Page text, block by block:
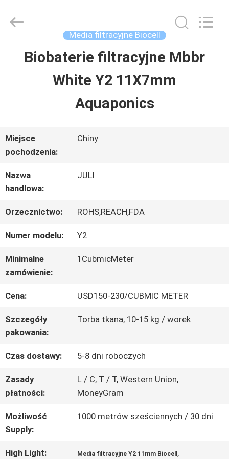
O
NAS
WYCIECZKA
PO
FABRYCE
KONTROLA
JAKOŚCI
SKONTAKTUJ
SIĘ
Z
NAMI
Plastic
CO.,LTD.
Media filtracyjne Biocell
Biobaterie filtracyjne Mbbr
White Y2 11X7mm
Aquaponics
Miejsce
pochodzenia:
Chiny
Nazwa
handlowa:
JULI
Orzecznictwo: ROHS,REACH,FDA
Numer modelu: Y2
Minimalne
zamówienie:
1CubmicMeter
Cena: USD150-230/CUBMIC METER
Szczegóły
pakowania:
Torba tkana, 10-15 kg / worek
Czas dostawy: 5-8 dni roboczych
Zasady
płatności:
L / C, T / T, Western Union,
MoneyGram
Możliwość
Supply:
1000 metrów sześciennych / 30 dni
High Light: Media filtracyjne Y2 11mm Biocell ,